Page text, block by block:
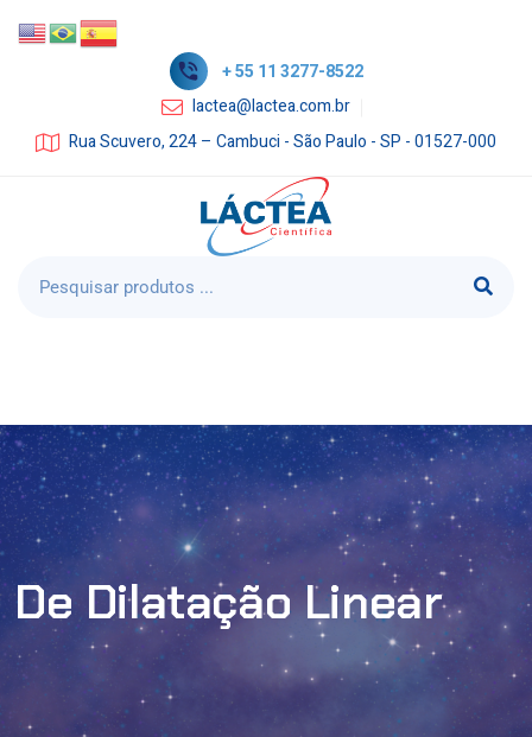
+ 55 11 3277-8522
lactea@lactea.com.br
Rua Scuvero, 224 – Cambuci - São Paulo - SP - 01527-000
De Dilatação Linear